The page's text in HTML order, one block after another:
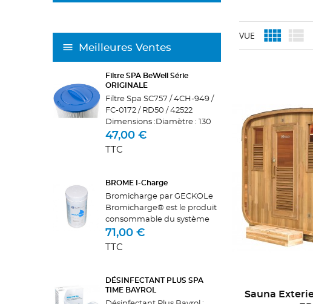
Meilleures Ventes
Filtre SPA BeWell Série
ORIGINALE
Filtre Spa SC757 / 4CH-949 /
FC-0172 / RD50 / 42522
Dimensions :Diamètre : 130
mmLongueur : 340
mmHaut : PoignéeBas : Pas
mmCorrespond exactement
47,00 €
TTC
BROME I-Charge
Bromicharge par GECKOLe
Bromicharge® est le produit
consommable du système
IN.Clear de GECKO.Le
produit est composée
production de brome par...
71,00 €
TTC
DÉSINFECTANT PLUS SPA
TIME BAYROL
VUE  
Sauna